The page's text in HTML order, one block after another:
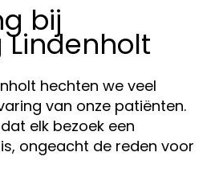
bij
Lindenholt
hechten we veel
van onze patiënten.
elk bezoek een
ongeacht de reden voor